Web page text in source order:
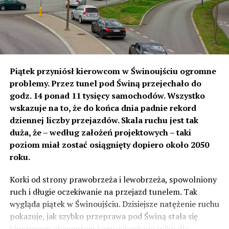
piosenki”. Na scenie pojawią się Janusz Józefowicz,
Janusz Stokłosa, Natasza Urbańska oraz zespół teatru.
Spektakl będzie muzyczną podróżą przez sto lat polskiej
piosenki – od dwudziestolecia międzywojennego po
czasy współczesne.
Ciekawie zapowiada się także„Pani z TV”Moniki Dryl.
W spektaklu muzycznym aktorka zabierze widzów do lat
80. i 90., przywołując znane postaci, programy
telewizyjne i wydarzenia, które zapisały się w pamięci
widzów.
Z kolei Janusz Radek zaprosi publiczność w podróż w
muzyczną wyprawą do przyszłości, łączącą poezję
Haliny Poświatowskiej, autorskie piosenki artysty i
kultowe covery.
Nie zabraknie także klasycznego teatru.
„Kłam, kręć,
Piątek przyniósł kierowcom w Świnoujściu ogromne
problemy. Przez tunel pod Świną przejechało do
godz. 14 ponad 11 tysięcy samochodów. Wszystko
wskazuje na to, że do końca dnia padnie rekord
dziennej liczby przejazdów. Skala ruchu jest tak
duża, że – według założeń projektowych – taki
poziom miał zostać osiągnięty dopiero około 2050
roku.
Korki od strony prawobrzeża i lewobrzeża, spowolniony
ruch i długie oczekiwanie na przejazd tunelem. Tak
wygląda piątek w Świnoujściu. Dzisiejsze natężenie ruchu
pokazuje, jak szybko przeprawa pod Świną stała się